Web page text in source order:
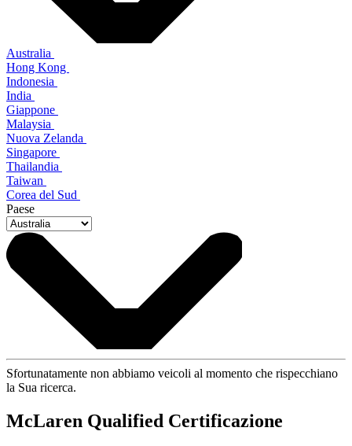
Australia
Hong Kong
Indonesia
India
Giappone
Malaysia
Nuova Zelanda
Singapore
Thailandia
Taiwan
Corea del Sud
Paese
Sfortunatamente non abbiamo veicoli al momento che rispecchiano
la Sua ricerca.
McLaren Qualified Certificazione